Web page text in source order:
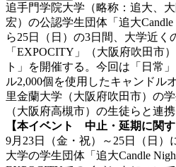
追手門学院大学（略称：追大、
宏）の公認学生団体「追大
ら25日（日）の3日間、大学近く
「EXPOCITY」（大阪府吹田市
ト」を開催する。今回は「日常
ル2,000個を使用したキャンドル
里金蘭大学（大阪府吹田市）の
（大阪府高槻市）の生徒らと連
【本イベント 中止・延期に関す
9月23日（金・祝）～25日（日）
大学の学生団体「追大Candle